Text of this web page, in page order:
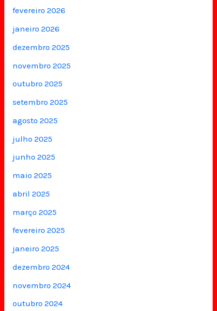
fevereiro 2026
janeiro 2026
dezembro 2025
novembro 2025
outubro 2025
setembro 2025
agosto 2025
julho 2025
junho 2025
maio 2025
abril 2025
março 2025
fevereiro 2025
janeiro 2025
dezembro 2024
novembro 2024
outubro 2024